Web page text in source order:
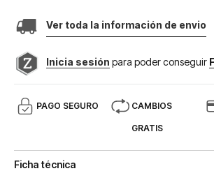
Ver toda la información de envio
Inicia sesión para poder conseguir
PAGO SEGURO CAMBIOS
GRATIS
Ficha técnica